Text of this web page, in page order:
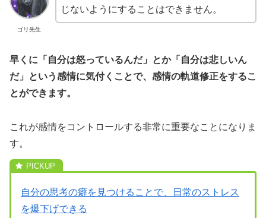
ゴリ先生
じないようにすることはできません。
早くに「自分は怒っているんだ」とか「自分は悲しいん
だ」という感情に気付くことで、感情の軌道修正をするこ
とができます。
これが感情をコントロールする非常に重要なことになりま
す。
自分の思考の癖を見つけることで、日常のストレス
を爆下げできる